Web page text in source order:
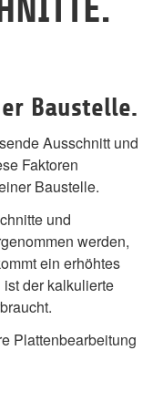
Baustelle.
Ausschnitt und
Faktoren
Baustelle.
und
werden,
ein erhöhtes
der kalkulierte
Plattenbearbeitung